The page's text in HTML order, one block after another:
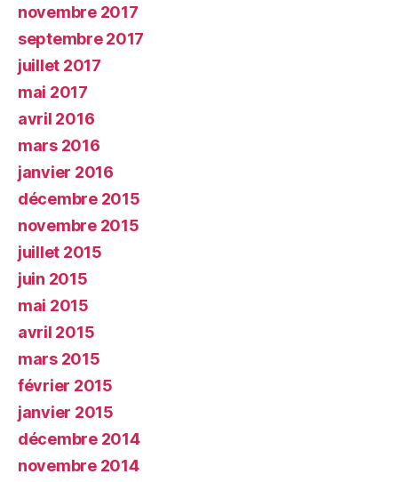
novembre 2017
septembre 2017
juillet 2017
mai 2017
avril 2016
mars 2016
janvier 2016
décembre 2015
novembre 2015
juillet 2015
juin 2015
mai 2015
avril 2015
mars 2015
février 2015
janvier 2015
décembre 2014
novembre 2014